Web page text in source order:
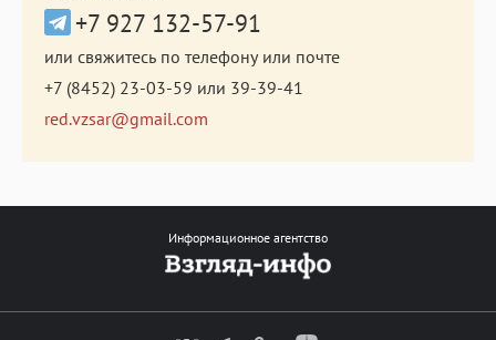
+7 927 132-57-91
или свяжитесь по телефону или почте
+7 (8452) 23-03-59 или 39-39-41
red.vzsar@gmail.com
Информационное агентство